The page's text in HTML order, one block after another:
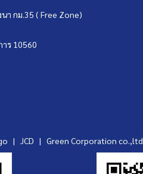
า กม.35 ( Free Zone)
ร 10560
| JCD | Green Corporation co.,ltd